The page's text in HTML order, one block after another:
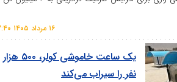
یک ساعت خاموشی کولر، ۵۰۰ هزار
را سیراب می‌کند